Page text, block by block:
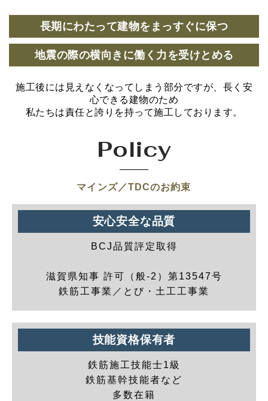
長期にわたって建物をまっすぐに保つ
地震の際の横向きに働く力を受けとめる
施工後には見えなくなってしまう部分ですが、長く安
心できる建物のため
私たちは責任と誇りを持って施工しております。
Policy
マインズ／TDCのお約束
安心安全な品質
BCJ品質評定取得
滋賀県知事 許可（般-2）第13547号
鉄筋工事業／とび・土工工事業
技能資格保有者
鉄筋施工技能士1級
鉄筋基幹技能者など
多数在籍